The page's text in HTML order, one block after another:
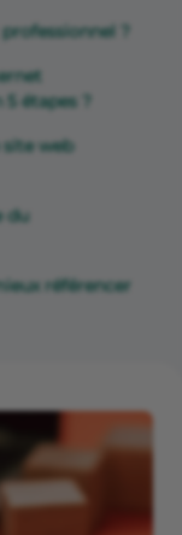
?
étapes ?
web
du
référencer